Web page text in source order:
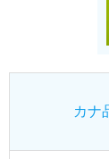
カナ